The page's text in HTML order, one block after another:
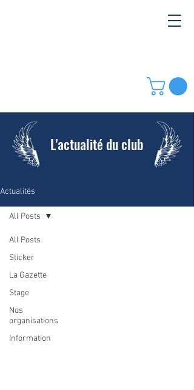
L'actualité du club
Actualités
All Posts
Sticker
La Gazette
Stage
Nos
organisations
Information
All Posts